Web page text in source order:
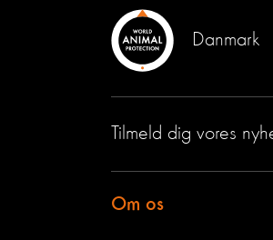
Danmark
Tilmeld dig vores
Om os